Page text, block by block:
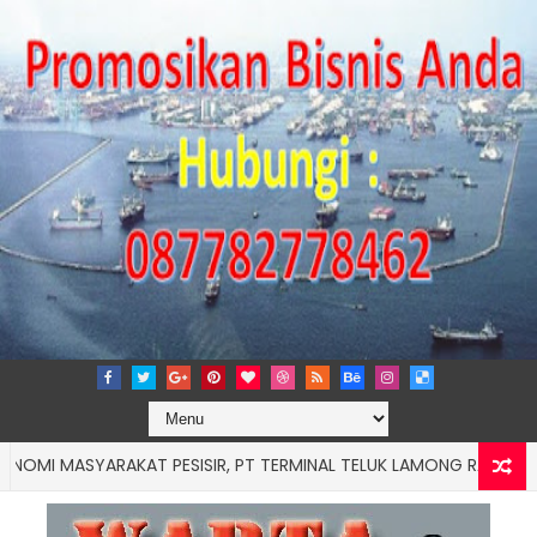
PESISIR, PT TERMINAL TELUK LAMONG RAIH